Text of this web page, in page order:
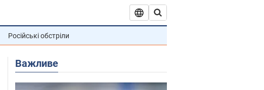
Російські обстріли
Важливе